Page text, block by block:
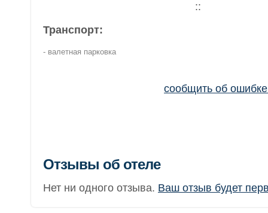
::
Транспорт:
- валетная парковка
сообщить об
Отзывы об отеле
Нет ни одного отзыва. Ваш отзыв будет